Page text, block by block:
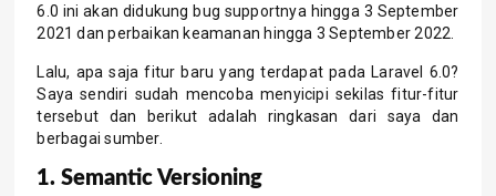
6.0 ini akan didukung bug supportnya hingga 3 September
2021 dan perbaikan keamanan hingga 3 September 2022.
Lalu, apa saja fitur baru yang terdapat pada Laravel 6.0?
Saya sendiri sudah mencoba menyicipi sekilas fitur-fitur
tersebut dan berikut adalah ringkasan dari saya dan
berbagai sumber.
1. Semantic Versioning